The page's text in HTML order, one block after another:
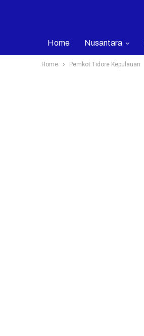
Home Nusantara
Home Pemkot Tidore Kepulauan